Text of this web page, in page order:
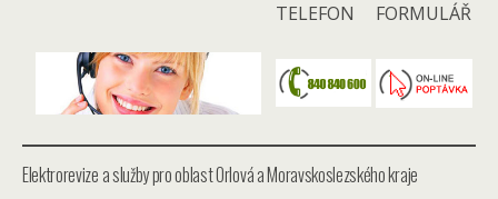
TELEFON
FORMULÁŘ
Elektrorevize a služby pro oblast Orlová a Moravskoslezského kraje